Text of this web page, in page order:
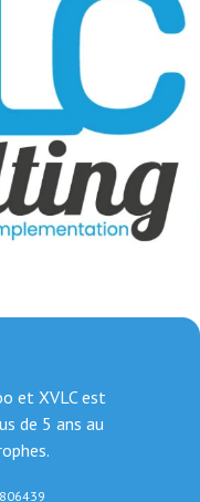
et XVLC est
de 5 ans au